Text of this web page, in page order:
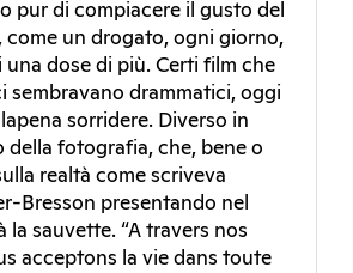
pur di compiacere il gusto del
come un drogato, ogni giorno,
una dose di più. Certi film che
sembravano drammatici, oggi
sorridere. Diverso in
della fotografia, che, bene o
realtà come scriveva
Bresson presentando nel
la sauvette. “A travers nos
acceptons la vie dans toute